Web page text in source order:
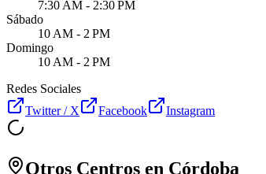
7:30 AM - 2:30 PM
Sábado
10 AM - 2 PM
Domingo
10 AM - 2 PM
Redes Sociales
Twitter / X
Facebook Instagram
Otros Centros en Córdoba